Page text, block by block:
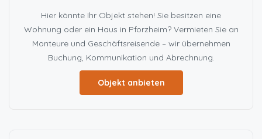
Hier könnte Ihr Objekt stehen! Sie besitzen eine
Wohnung oder ein Haus in Pforzheim? Vermieten Sie an
Monteure und Geschäftsreisende – wir übernehmen
Buchung, Kommunikation und Abrechnung.
Objekt anbieten